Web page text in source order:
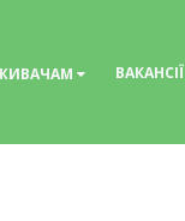
ВАКАНСІЇ